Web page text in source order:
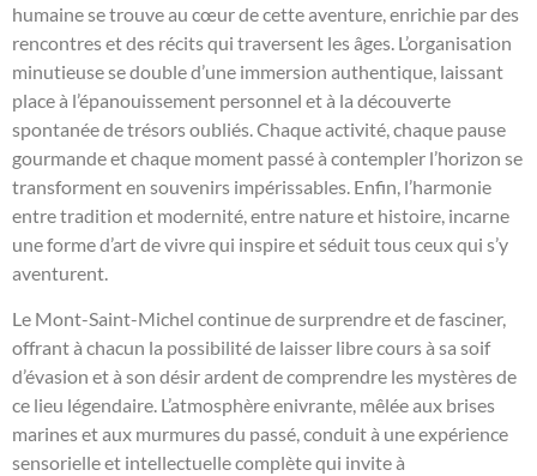
humaine se trouve au cœur de cette aventure, enrichie par des
rencontres et des récits qui traversent les âges. L’organisation
minutieuse se double d’une immersion authentique, laissant
place à l’épanouissement personnel et à la découverte
spontanée de trésors oubliés. Chaque activité, chaque pause
gourmande et chaque moment passé à contempler l’horizon se
transforment en souvenirs impérissables. Enfin, l’harmonie
entre tradition et modernité, entre nature et histoire, incarne
une forme d’art de vivre qui inspire et séduit tous ceux qui s’y
aventurent.
Le Mont-Saint-Michel continue de surprendre et de fasciner,
offrant à chacun la possibilité de laisser libre cours à sa soif
d’évasion et à son désir ardent de comprendre les mystères de
ce lieu légendaire. L’atmosphère enivrante, mêlée aux brises
marines et aux murmures du passé, conduit à une expérience
sensorielle et intellectuelle complète qui invite à